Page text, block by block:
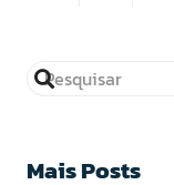
Mais Posts